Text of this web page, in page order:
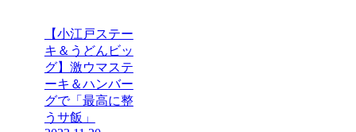
【小江戸ステー
キ＆うどんビッ
グ】激ウマステ
ーキ＆ハンバー
グで「最高に整
うサ飯」